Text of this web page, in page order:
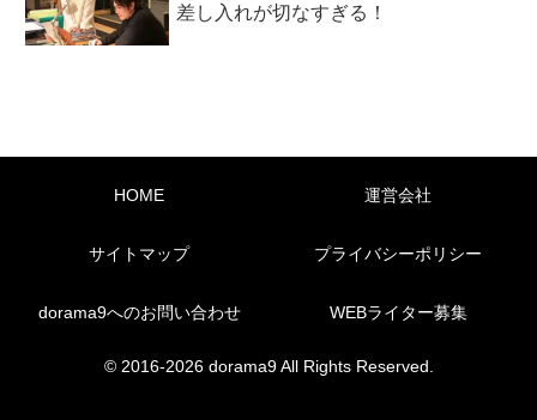
差し入れが切なすぎる！
HOME 運営会社
サイトマップ プライバシーポリシー
dorama9へのお問い合わせ WEBライター募集
© 2016-2026 dorama9 All Rights Reserved.